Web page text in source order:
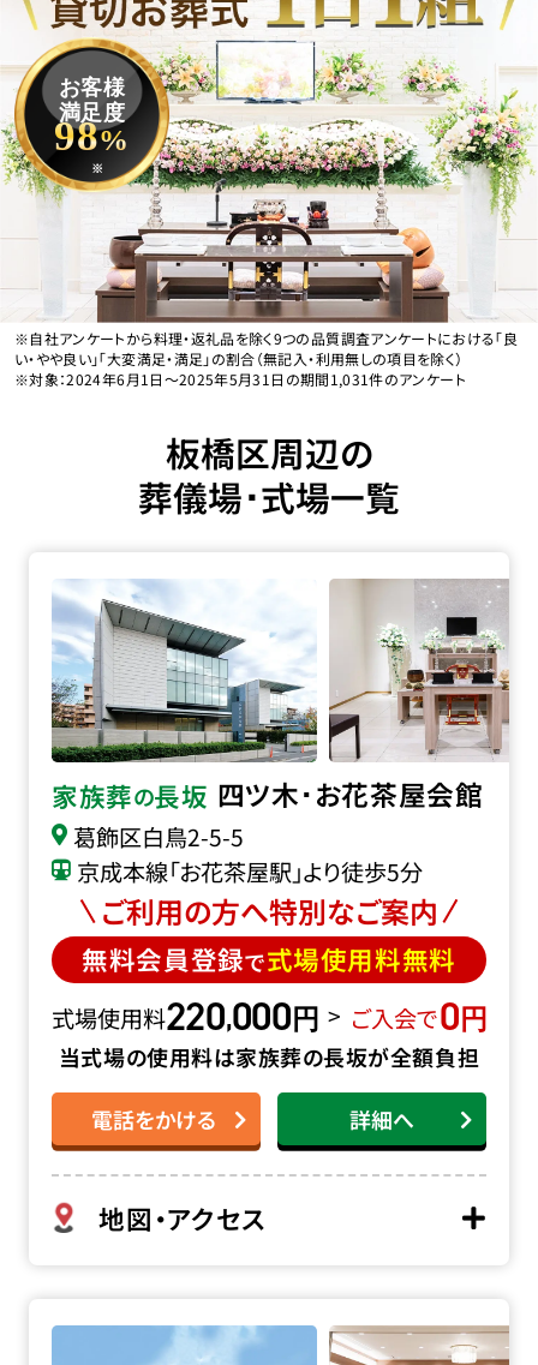
お客様
満足度
98%
※
※自社アンケートから料理・返礼品を除く9つの品質調査アンケートにおける「良
い・やや良い」「大変満足・満足」の割合（無記入・利用無しの項目を除く）
※対象：2024年6月1日〜2025年5月31日の期間1,031件のアンケート
板橋区周辺の
葬儀場･式場一覧
家族葬の長坂 四ツ木･お花茶屋会館
葛飾区白鳥2-5-5
京成本線「お花茶屋駅」より徒歩5分
ご利用の方へ特別なご案内
無料会員登録で式場使用料無料
式場使用料220,000円 > ご入会で0円
当式場の使用料は家族葬の長坂が全額負担
電話をかける 詳細へ
地図・アクセス